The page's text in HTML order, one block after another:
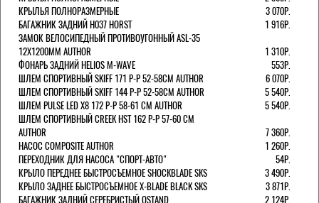
КРЫЛЬЯ ПОЛНОРАЗМЕРНЫЕ
3 070Р.
БАГАЖНИК ЗАДНИЙ H037 HORST
1 916Р.
ЗАМОК ВЕЛОСИПЕДНЫЙ ПРОТИВОУГОННЫЙ ASL-35
12Х1200ММ AUTHOR
1 310Р.
ФОНАРЬ ЗАДНИЙ HELIOS M-WAVE
553Р.
ШЛЕМ СПОРТИВНЫЙ SKIFF 171 Р-Р 52-58СМ AUTHOR
6 070Р.
ШЛЕМ СПОРТИВНЫЙ SKIFF 144 Р-Р 52-58СМ AUTHOR
5 540Р.
ШЛЕМ PULSE LED X8 172 Р-Р 58-61 СМ AUTHOR
5 540Р.
ШЛЕМ СПОРТИВНЫЙ CREEK HST 162 Р-Р 57-60 СМ
AUTHOR
7 360Р.
НАСОС COMPOSITE AUTHOR
1 260Р.
ПЕРЕХОДНИК ДЛЯ НАСОСА "СПОРТ-АВТО"
54Р.
КРЫЛО ПЕРЕДНЕЕ БЫСТРОСЪЕМНОЕ SHOCKBLADE SKS
3 490Р.
КРЫЛО ЗАДНЕЕ БЫСТРОСЪЕМНОЕ X-BLADE BLACK SKS
3 871Р.
БАГАЖНИК ЗАДНИЙ СЕРЕБРИСТЫЙ OSTAND
2 124Р.